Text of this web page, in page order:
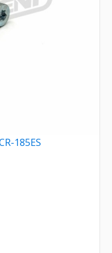
185ES